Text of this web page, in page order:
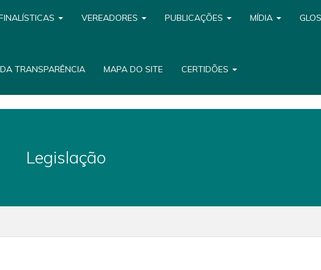
VEREADORES PUBLICAÇÕES MÍDIA
TRANSPARÊNCIA MAPA DO SITE CERTIDÕES
Legislação